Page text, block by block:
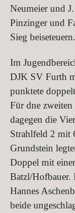
Neumeier und
Pinzinger und
Sieg beiseteuern.
Im
DJK SV Furth
punktete
Für dne zweiten
dagegen die
Strahlfeld 2 mit
Grundstein
Doppel mit
Batzl/Hofbauer.
Hannes
beide